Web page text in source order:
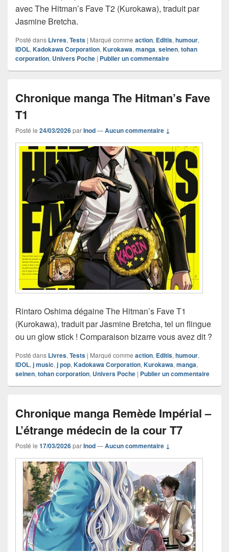
avec The Hitman’s Fave T2 (Kurokawa), traduit par
Jasmine Bretcha.
Posté dans Livres, Tests | Marqué comme action, Editis, humour,
IDOL, Kadokawa Corporation, Kurokawa, manga, seinen, tohan
corporation, Univers Poche | Publier un commentaire
Chronique manga The Hitman’s Fave
T1
Posté le 24/03/2026parInod—Aucun commentaire ↓
Rintaro Oshima dégaine The Hitman’s Fave T1
(Kurokawa), traduit par Jasmine Bretcha, tel un flingue
ou un glow stick ! Comparaison bizarre vous avez dit ?
Posté dans Livres, Tests | Marqué comme action, Editis, humour,
IDOL, j music, j pop, Kadokawa Corporation, Kurokawa, manga,
seinen, tohan corporation, Univers Poche | Publier un commentaire
Chronique manga Remède Impérial –
L’étrange médecin de la cour T7
Posté le 17/03/2026parInod—Aucun commentaire ↓